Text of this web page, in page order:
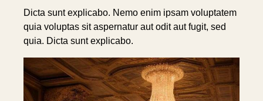
Dicta sunt explicabo. Nemo enim ipsam voluptatem
quia voluptas sit aspernatur aut odit aut fugit, sed
quia. Dicta sunt explicabo.